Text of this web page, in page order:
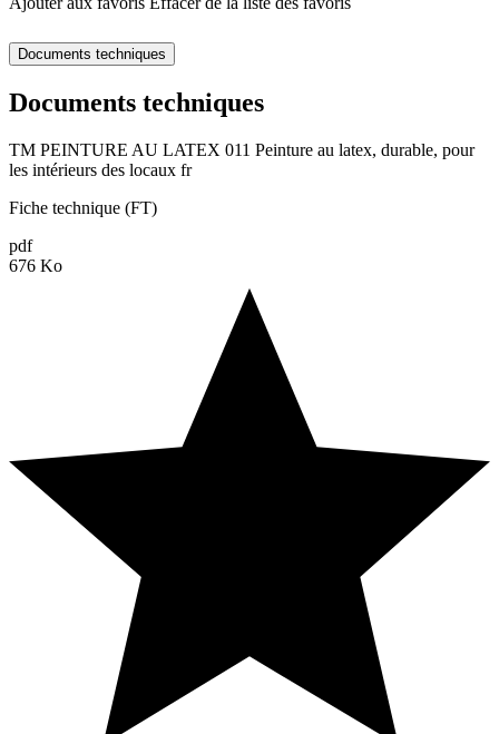
Documents techniques
Documents techniques
TM PEINTURE AU LATEX 011 Peinture au latex, durable, pour
les intérieurs des locaux fr
Fiche technique (FT)
pdf
676 Ko